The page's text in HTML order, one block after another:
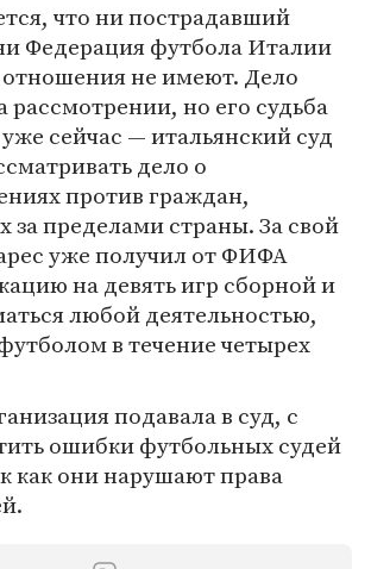
что ни пострадавший
Федерация футбола Италии
отношения не имеют. Дело
рассмотрении, но его судьба
сейчас — итальянский суд
дело о
против граждан,
за пределами страны. За свой
уже получил от ФИФА
на девять игр сборной и
любой деятельностью,
в течение четырех
подавала в суд, с
ошибки футбольных судей
как они нарушают права